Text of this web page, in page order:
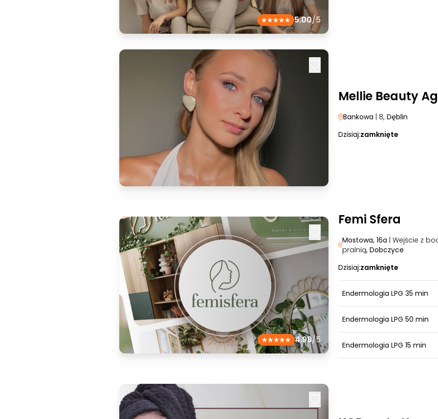
5.00/5
Mellie Beauty
Bankowa | 8, Dęblin
Dzisiaj:zamknięte
4.98/5
Femi Sfera
Mostowa, 16a | Wejście z
pralnią, Dobczyce
Dzisiaj:zamknięte
Endermologia LPG 35 min
Endermologia LPG 50 min
Endermologia LPG 15 min